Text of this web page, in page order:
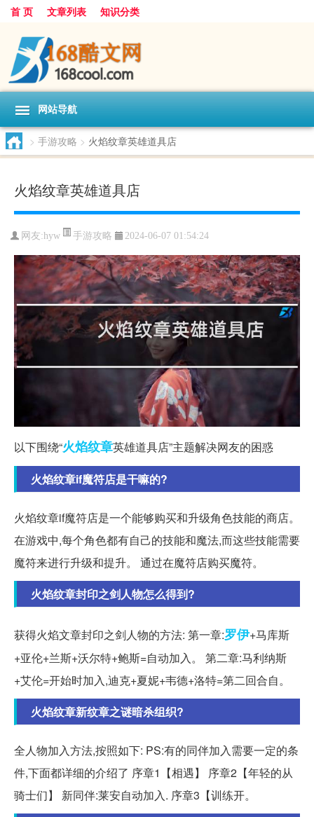
首 页 文章列表 知识分类
网站导航
> 手游攻略 > 火焰纹章英雄道具店
火焰纹章英雄道具店
网友:hyw 手游攻略 2024-06-07 01:54:24
以下围绕“火焰纹章英雄道具店”主题解决网友的困惑
火焰纹章if魔符店是干嘛的?
火焰纹章if魔符店是一个能够购买和升级角色技能的商店。
在游戏中,每个角色都有自己的技能和魔法,而这些技能需要
魔符来进行升级和提升。 通过在魔符店购买魔符。
火焰纹章封印之剑人物怎么得到?
获得火焰文章封印之剑人物的方法: 第一章:罗伊+马库斯
+亚伦+兰斯+沃尔特+鲍斯=自动加入。 第二章:马利纳斯
+艾伦=开始时加入,迪克+夏妮+韦德+洛特=第二回合自。
火焰纹章新纹章之谜暗杀组织?
全人物加入方法,按照如下: PS:有的同伴加入需要一定的条
件,下面都详细的介绍了 序章1【相遇】 序章2【年轻的从
骑士们】 新同伴:莱安自动加入. 序章3【训练开。